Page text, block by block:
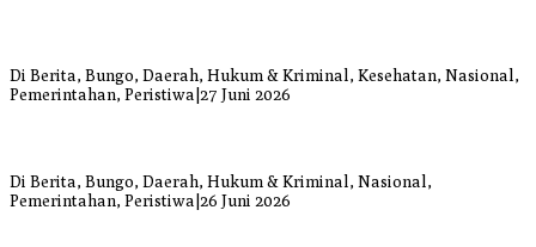
Di Berita, Bungo, Daerah, Hukum & Kriminal, Kesehatan, Nasional,
Pemerintahan, Peristiwa 27 Juni 2026
Di Berita, Bungo, Daerah, Hukum & Kriminal, Nasional,
Pemerintahan, Peristiwa 26 Juni 2026